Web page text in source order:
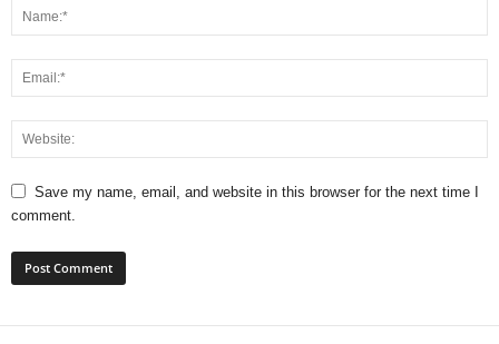
Save my name, email, and website in this browser for the next time I
comment.